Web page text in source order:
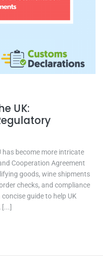
UK:
has become more intricate
Cooperation Agreement
goods, wine shipments
checks, and compliance
guide to help UK
[...]